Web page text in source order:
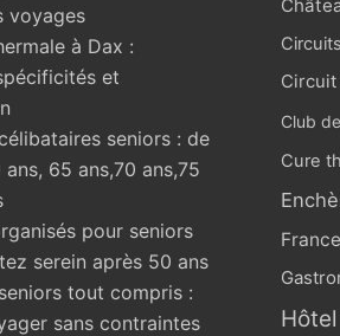
voyages
à Dax :
et
seniors : de
65 ans,70 ans,75
pour seniors
serein après 50 ans
tout compris :
sans contraintes
Club
Cure